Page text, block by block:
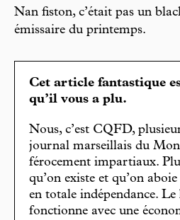
Nan fiston, c’était pas un
émissaire du printemps.
Cet article fantastique
qu’il vous a plu.
Nous, c’est CQFD,
journal marseillais du
férocement impartiaux.
qu’on existe et qu’on
en totale indépendance. Le
fonctionne avec une